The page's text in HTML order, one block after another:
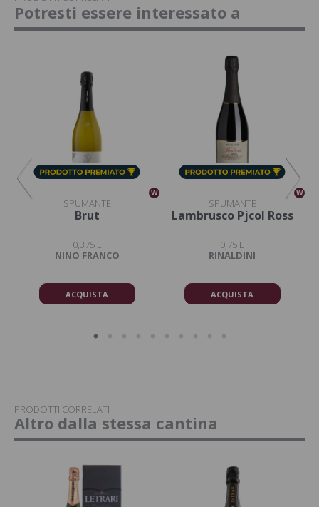
Potresti essere interessato a
W
SPUMANTE
Brut
0,375 L
NINO FRANCO
ACQUISTA
W
SPUMANTE
Lambrusco Pjcol Ross
0,75 L
RINALDINI
ACQUISTA
PRODOTTI CORRELATI
Altro dalla stessa cantina